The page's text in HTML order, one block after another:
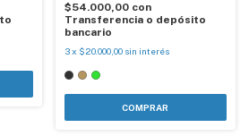
$54.000,00 con
Transferencia o depósito
bancario
3 x $20.000,00 sin interés
COMPRAR